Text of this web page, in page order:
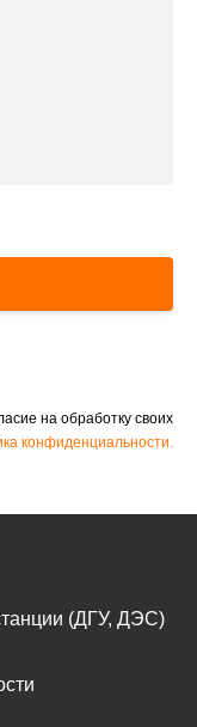
на обработку своих
конфиденциальности.
(ДГУ, ДЭС)